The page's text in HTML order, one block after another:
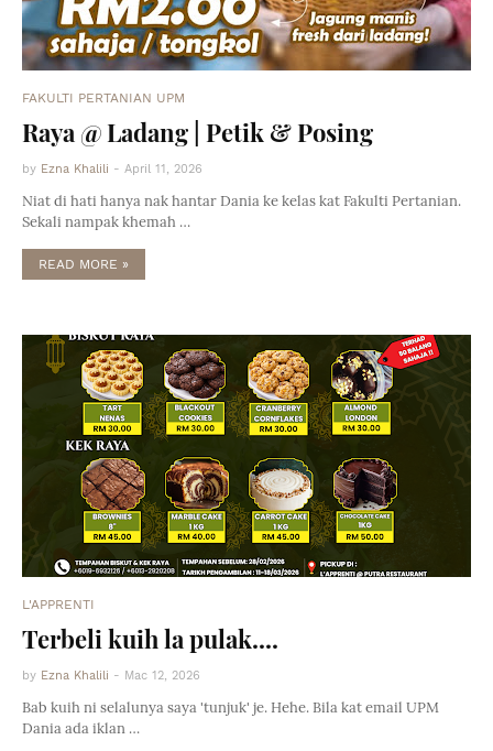
FAKULTI PERTANIAN UPM
Raya @ Ladang | Petik & Posing
by Ezna Khalili - April 11, 2026
Niat di hati hanya nak hantar Dania ke kelas kat Fakulti Pertanian.
Sekali nampak khemah …
READ MORE »
L'APPRENTI
Terbeli kuih la pulak....
by Ezna Khalili - Mac 12, 2026
Bab kuih ni selalunya saya 'tunjuk' je. Hehe. Bila kat email UPM
Dania ada iklan …